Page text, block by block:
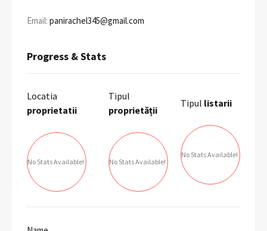
Email: panirachel345@gmail.com
Progress & Stats
Locatia
proprietatii
No Stats Available!
Tipul
proprietății
No Stats Available!
Tipul listarii
No Stats Available!